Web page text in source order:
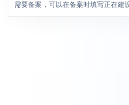
需要备案，可以在备案时填写正在建